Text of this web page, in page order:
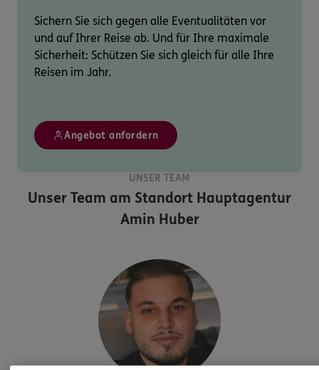
Sichern Sie sich gegen alle Eventualitäten vor
und auf Ihrer Reise ab. Und für Ihre maximale
Sicherheit: Schützen Sie sich gleich für alle Ihre
Reisen im Jahr.
Angebot anfordern
UNSER TEAM
Unser Team am Standort Hauptagentur
Amin Huber